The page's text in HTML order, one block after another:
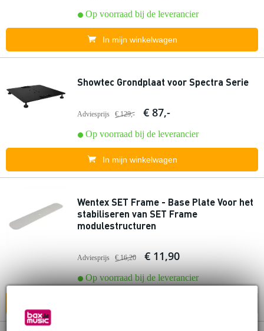
Op voorraad bij de leverancier
In mijn winkelwagen
Showtec Grondplaat voor Spectra Serie
Adviesprijs € 129,- € 87,-
Op voorraad bij de leverancier
In mijn winkelwagen
Wentex SET Frame - Base Plate Voor het
stabiliseren van SET Frame
modulestructuren
Adviesprijs € 16,20 € 11,90
Op voorraad bij de leverancier